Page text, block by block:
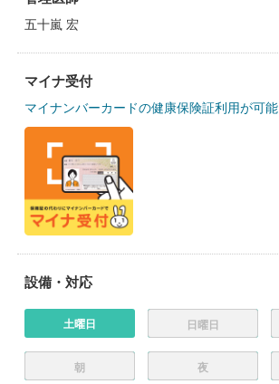
五十嵐 宏
マイナ受付
マイナンバーカードの健康保険証利用が可能
設備・対応
土曜日 日曜日
朝 夜